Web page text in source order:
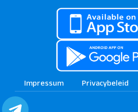
Impressum Privacybeleid